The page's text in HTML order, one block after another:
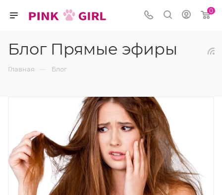
0
Блог Прямые эфиры
Главная — Блог